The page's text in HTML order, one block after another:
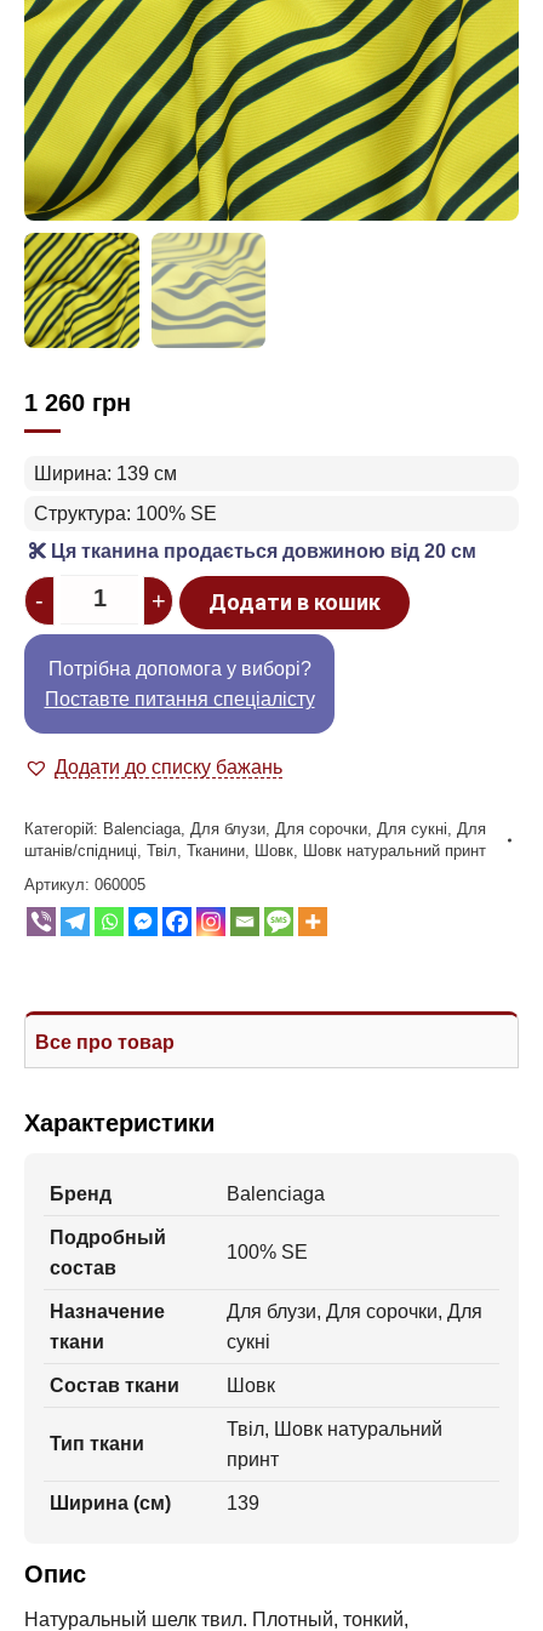
1 260 грн
Ширина: 139 см
Структура: 100% SE
Ця тканина продається довжиною від 20 см
Quantity
- + Додати в кошик
Потрібна допомога у виборі?
Поставте питання спеціалісту
Додати до списку бажань
Категорій: Balenciaga Для блузи Для сорочки Для сукні
Для
штанів/спідниці Твіл Тканини Шовк Шовк натуральний принт
Артикул: 060005
Все про товар
Характеристики
Бренд Balenciaga
Подробный
состав
100% SE
Назначение
ткани
Для блузи, Для сорочки, Для
сукні
Состав ткани Шовк
Тип ткани
Твіл, Шовк натуральний
принт
Ширина (см) 139
Опис
Натуральный шелк твил. Плотный, тонкий,